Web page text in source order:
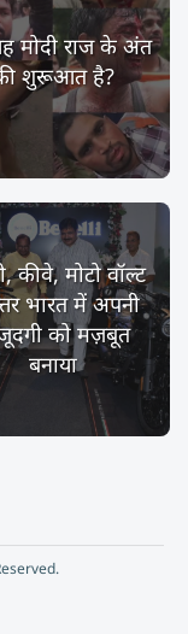
मोदी राज के अंत
शुरूआत है?
कीवे, मोटो वॉल्ट
भारत में अपनी
को मज़बूत
बनाया